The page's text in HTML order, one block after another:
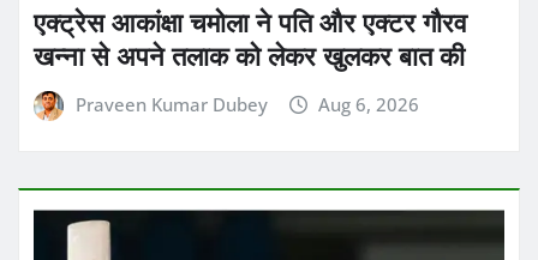
Praveen Kumar Dubey Aug 6, 2026